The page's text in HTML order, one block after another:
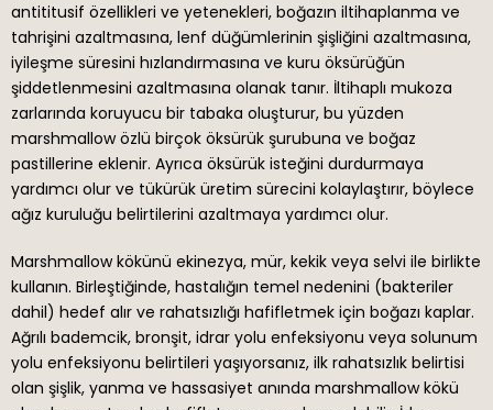
antititusif özellikleri ve yetenekleri, boğazın iltihaplanma ve
tahrişini azaltmasına, lenf düğümlerinin şişliğini azaltmasına,
iyileşme süresini hızlandırmasına ve kuru öksürüğün
şiddetlenmesini azaltmasına olanak tanır. İltihaplı mukoza
zarlarında koruyucu bir tabaka oluşturur, bu yüzden
marshmallow özlü birçok öksürük şurubuna ve boğaz
pastillerine eklenir. Ayrıca öksürük isteğini durdurmaya
yardımcı olur ve tükürük üretim sürecini kolaylaştırır, böylece
ağız kuruluğu belirtilerini azaltmaya yardımcı olur.
Marshmallow kökünü ekinezya, mür, kekik veya selvi ile birlikte
kullanın. Birleştiğinde, hastalığın temel nedenini (bakteriler
dahil) hedef alır ve rahatsızlığı hafifletmek için boğazı kaplar.
Ağrılı bademcik, bronşit, idrar yolu enfeksiyonu veya solunum
yolu enfeksiyonu belirtileri yaşıyorsanız, ilk rahatsızlık belirtisi
olan şişlik, yanma ve hassasiyet anında marshmallow kökü